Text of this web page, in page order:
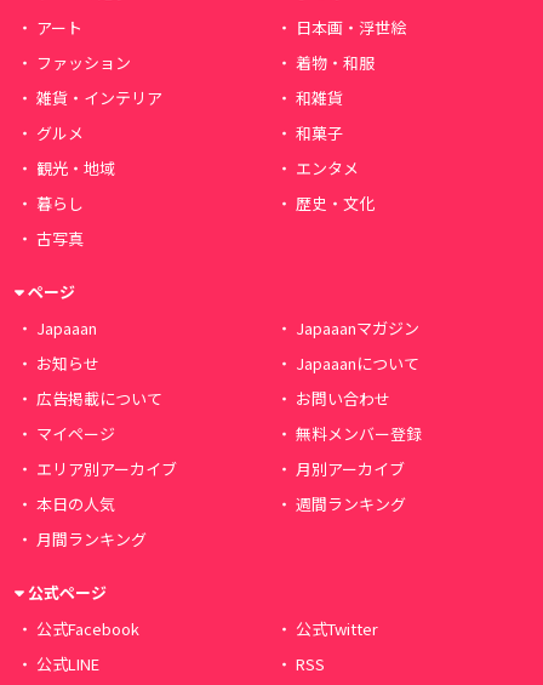
アート
日本画・浮世絵
ファッション
着物・和服
雑貨・インテリア
和雑貨
グルメ
和菓子
観光・地域
エンタメ
暮らし
歴史・文化
古写真
ページ
Japaaan
Japaaanマガジン
お知らせ
Japaaanについて
広告掲載について
お問い合わせ
マイページ
無料メンバー登録
エリア別アーカイブ
月別アーカイブ
本日の人気
週間ランキング
月間ランキング
公式ページ
公式Facebook
公式Twitter
公式LINE
RSS